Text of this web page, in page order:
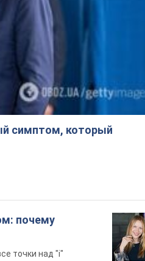
симптом, который
почему
точки над "i"